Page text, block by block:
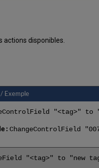
actions disponibles.
Exemple
"<tag>" to
: ChangeControlField
"<tag>" to "new